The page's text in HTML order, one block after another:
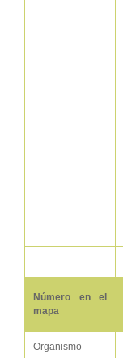
Número en el
mapa
Organismo